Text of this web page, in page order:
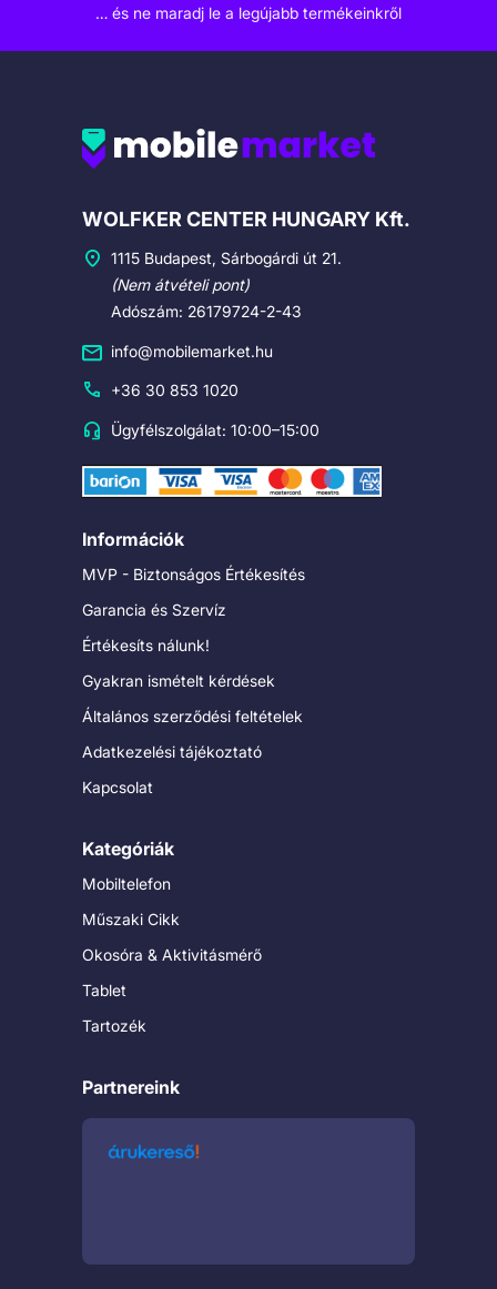
… és ne maradj le a legújabb termékeinkről
Cégadatok
WOLFKER CENTER HUNGARY Kft.
1115 Budapest, Sárbogárdi út 21.
(Nem átvételi pont)
Adószám: 26179724-2-43
info@mobilemarket.hu
+36 30 853 1020
Ügyfélszolgálat: 10:00–15:00
Információk
MVP - Biztonságos Értékesítés
Garancia és Szervíz
Értékesíts nálunk!
Gyakran ismételt kérdések
Általános szerződési feltételek
Adatkezelési tájékoztató
Kapcsolat
Kategóriák
Mobiltelefon
Műszaki Cikk
Okosóra & Aktivitásmérő
Tablet
Tartozék
Partnereink